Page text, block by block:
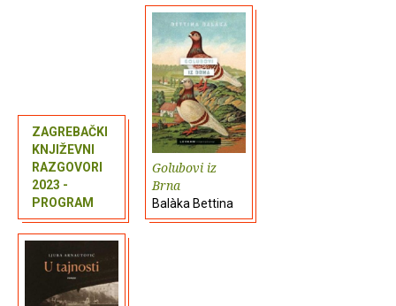
ZAGREBAČKI
KNJIŽEVNI
RAZGOVORI
2023 -
PROGRAM
Golubovi iz
Brna
Balàka Bettina